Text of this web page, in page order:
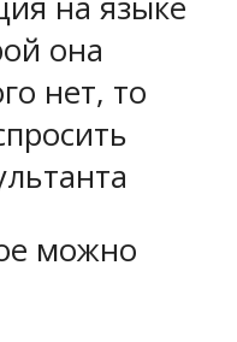
она
нет, то
можно